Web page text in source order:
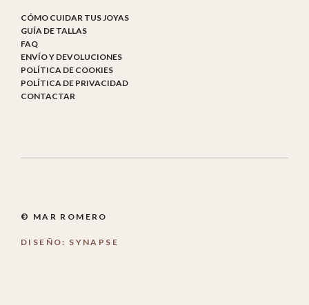
CÓMO CUIDAR TUS JOYAS
GUÍA DE TALLAS
FAQ
ENVÍO Y DEVOLUCIONES
POLÍTICA DE COOKIES
POLÍTICA DE PRIVACIDAD
CONTACTAR
© MAR ROMERO
DISEÑO: SYNAPSE